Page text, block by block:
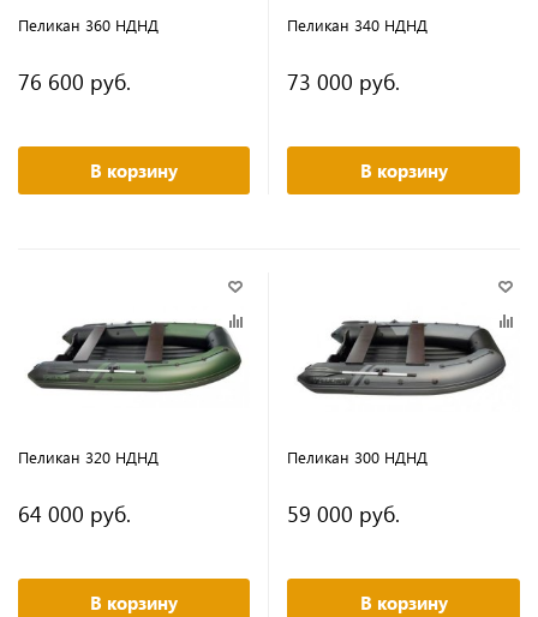
Пеликан 360 НДНД
76 600 руб.
В корзину
Пеликан 340 НДНД
73 000 руб.
В корзину
Пеликан 320 НДНД
64 000 руб.
В корзину
Пеликан 300 НДНД
59 000 руб.
В корзину